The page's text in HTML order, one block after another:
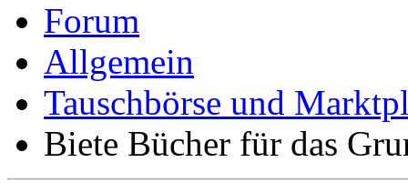
Erweiterte Suche
Forum
Allgemein